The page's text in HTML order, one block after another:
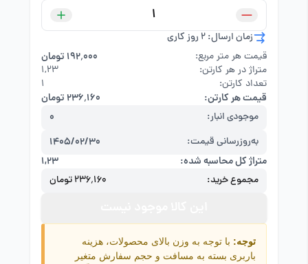
زمان ارسال: 2 روز کاری
قیمت هر متر مربع:
۱۹۲٬۰۰۰ تومان
متراژ در هر کارتن:
۱,۲۳
تعداد کارتن:
1
قیمت هر کارتن: ۲۳۶٬۱۶۰ تومان
موجودی انبار: 0
به‌روزرسانی قیمت:
1405/02/30
متراژ کل محاسبه شده:
۱,۲۳
مجموع خرید: ۲۳۶٬۱۶۰ تومان
توجه: با توجه به وزن بالای محصولات، هزینه
باربری بسته به مسافت و حجم سفارش متغیر